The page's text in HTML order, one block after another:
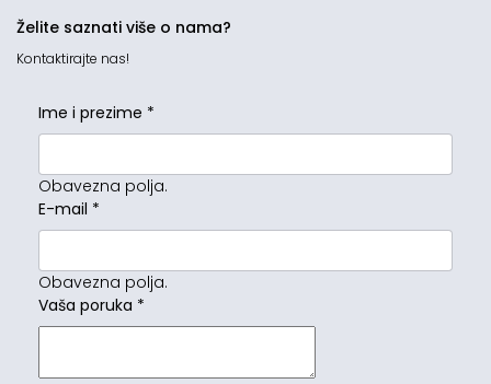
Želite saznati više o nama?
Kontaktirajte nas!
Ime i prezime *
Obavezna polja.
E-mail *
Obavezna polja.
Vaša poruka *